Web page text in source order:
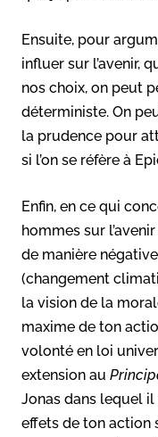
Ensuite, pour
influer sur l’avenir,
nos choix, on peut
déterministe. On
la prudence pour
si l’on se réfère à
Enfin, en ce qui
hommes sur
de manière
(changement
la vision de la
maxime de ton
volonté en loi
extension au
Jonas dans lequel
effets de ton action